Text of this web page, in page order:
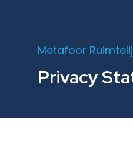
Metafoor
Privacy